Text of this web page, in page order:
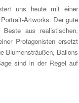
uns heute mit einer
Artworks. Der gute
aus realistischen,
Protagonisten ersetzt
Blumensträußen, Ballons
sind in der Regel auf